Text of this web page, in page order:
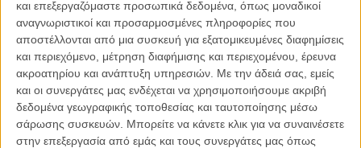
και επεξεργαζόμαστε προσωπικά δεδομένα, όπως μοναδικοί
αναγνωριστικοί και προσαρμοσμένες πληροφορίες που
αποστέλλονται από μια συσκευή για εξατομικευμένες διαφημίσεις
και περιεχόμενο, μέτρηση διαφήμισης και περιεχομένου, έρευνα
ακροατηρίου και ανάπτυξη υπηρεσιών. Με την άδειά σας, εμείς
και οι συνεργάτες μας ενδέχεται να χρησιμοποιήσουμε ακριβή
δεδομένα γεωγραφικής τοποθεσίας και ταυτοποίησης μέσω
σάρωσης συσκευών. Μπορείτε να κάνετε κλικ για να συναινέσετε
στην επεξεργασία από εμάς και τους συνεργάτες μας όπως
άνθρωποι γύρω του του φαίνονται ίδιοι. Ξαφνικά, μια μέρα, η φωνή
ενός κοριτσιού τρυπάει το τίποτα της ζωής του. Και τον κάνει να
νιώσει ξανά «ζωντανός». Τόσο που είναι έτοιμος να εγκαταλείψει τα
πάντα και τους πάντες, ακόμη και την οικογένεια του, προκειμένου
να δραπετεύσει μαζί του προς μια... καλύτερη ζωή.
Περιμένατε κάτι λιγότερο «περίεργο» από τον Τσάρλι Κάουφμαν;
Προσπαθείτε ήδη να καταλάβετε τι κρύβει ο αναγραμματισμός της